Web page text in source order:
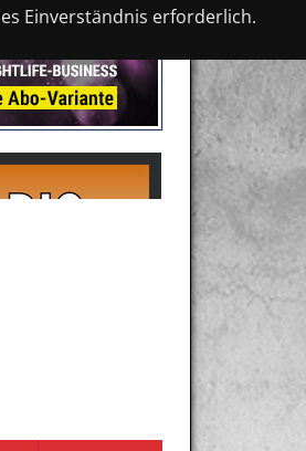
Einverständnis erforderlich.